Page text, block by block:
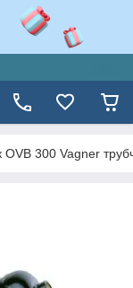
OVB 300 Vagner